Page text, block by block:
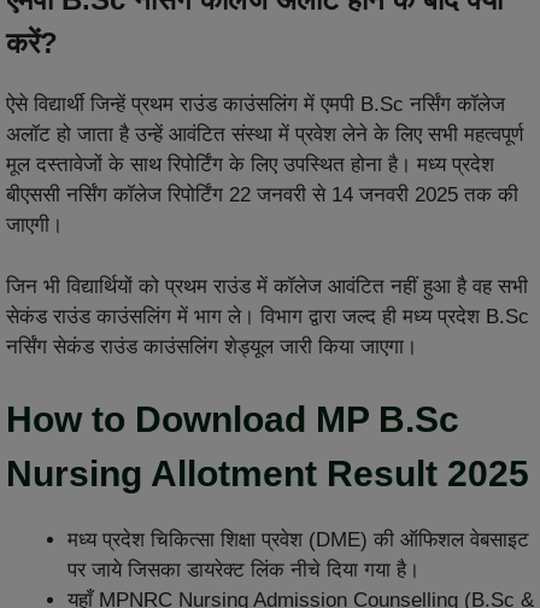
करें?
ऐसे विद्यार्थी जिन्हें प्रथम राउंड काउंसलिंग में एमपी B.Sc नर्सिंग कॉलेज
अलॉट हो जाता है उन्हें आवंटित संस्था में प्रवेश लेने के लिए सभी महत्वपूर्ण
मूल दस्तावेजों के साथ रिपोर्टिंग के लिए उपस्थित होना है। मध्य प्रदेश
बीएससी नर्सिंग कॉलेज रिपोर्टिंग 22 जनवरी से 14 जनवरी 2025 तक की
जाएगी।
जिन भी विद्यार्थियों को प्रथम राउंड में कॉलेज आवंटित नहीं हुआ है वह सभी
सेकंड राउंड काउंसलिंग में भाग ले। विभाग द्वारा जल्द ही मध्य प्रदेश B.Sc
नर्सिंग सेकंड राउंड काउंसलिंग शेड्यूल जारी किया जाएगा।
How to Download MP B.Sc
Nursing Allotment Result 2025
मध्य प्रदेश चिकित्सा शिक्षा प्रवेश (DME) की ऑफिशल वेबसाइट
पर जाये जिसका डायरेक्ट लिंक नीचे दिया गया है।
यहाँ MPNRC Nursing Admission Counselling (B.Sc &